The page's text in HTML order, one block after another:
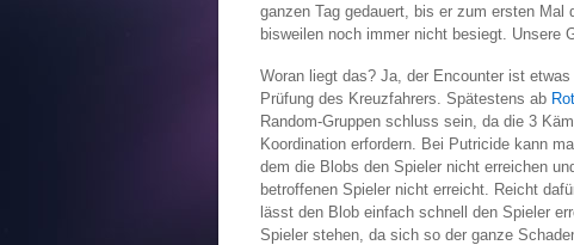
ganzen Tag gedauert, bis er zum ersten
bisweilen noch immer nicht besiegt. Unsere
Woran liegt das? Ja, der Encounter ist
Prüfung des Kreuzfahrers. Spätestens ab
Random-Gruppen schluss sein, da die 3
Koordination erfordern. Bei Putricide kann
dem die Blobs den Spieler nicht erreichen
betroffenen Spieler nicht erreicht. Reicht
lässt den Blob einfach schnell den Spieler
Spieler stehen, da sich so der ganze